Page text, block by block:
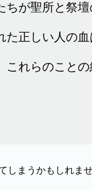
ちが聖所と祭壇
た正しい人の血
これらのことの
しまうかもしれま